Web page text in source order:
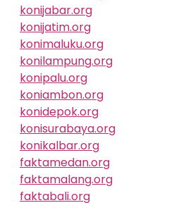
konijabar.org
konijatim.org
konimaluku.org
konilampung.org
konipalu.org
koniambon.org
konidepok.org
konisurabaya.org
konikalbar.org
faktamedan.org
faktamalang.org
faktabali.org